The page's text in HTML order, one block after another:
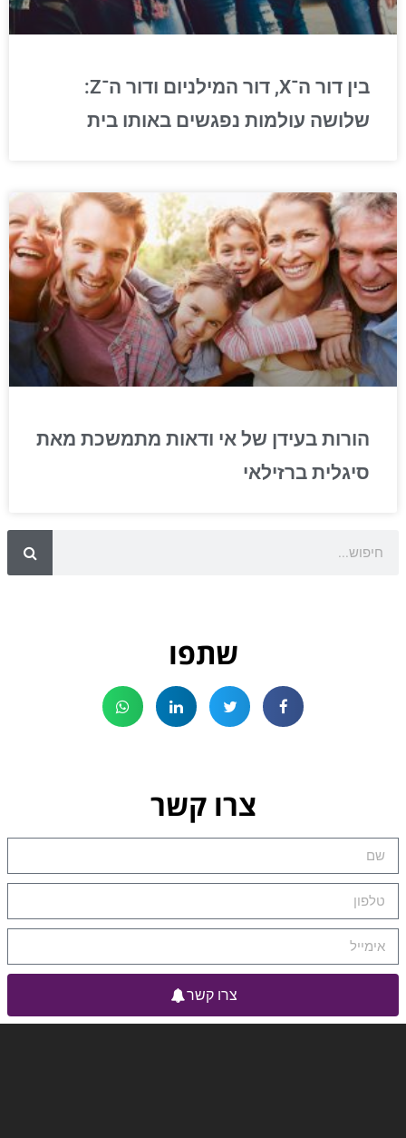
בין דור ה־X, דור המילניום ודור ה־Z:
שלושה עולמות נפגשים באותו בית
הורות בעידן של אי ודאות מתמשכת מאת
סיגלית ברזילאי
שתפו
צרו קשר
צרו קשר